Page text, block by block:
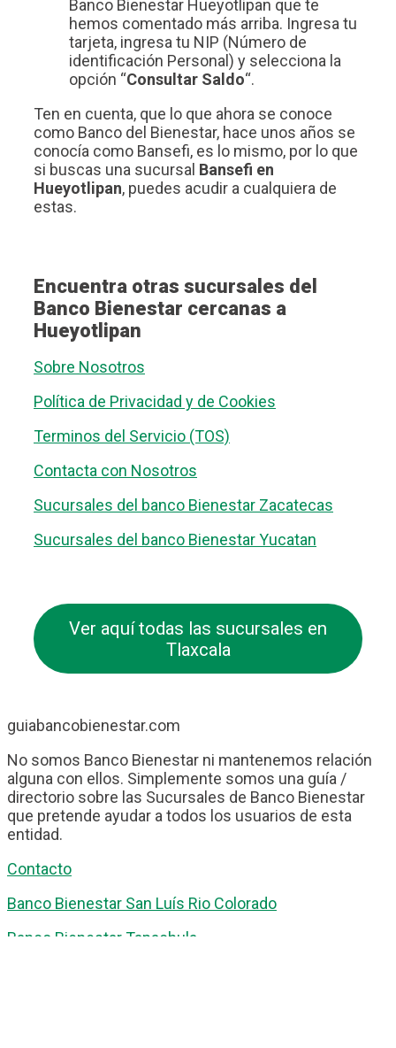
Banco Bienestar Hueyotlipan que te
hemos comentado más arriba. Ingresa tu
tarjeta, ingresa tu NIP (Número de
identificación Personal) y selecciona la
opción “Consultar Saldo“.
Ten en cuenta, que lo que ahora se conoce
como Banco del Bienestar, hace unos años se
conocía como Bansefi, es lo mismo, por lo que
si buscas una sucursal Bansefi en
Hueyotlipan, puedes acudir a cualquiera de
estas.
Encuentra otras sucursales del
Banco Bienestar cercanas a
Hueyotlipan
Sobre Nosotros
Política de Privacidad y de Cookies
Terminos del Servicio (TOS)
Contacta con Nosotros
Sucursales del banco Bienestar Zacatecas
Sucursales del banco Bienestar Yucatan
Ver aquí todas las sucursales en
Tlaxcala
guiabancobienestar.com
No somos Banco Bienestar ni mantenemos relación
alguna con ellos. Simplemente somos una guía /
directorio sobre las Sucursales de Banco Bienestar
que pretende ayudar a todos los usuarios de esta
entidad.
Contacto
Banco Bienestar San Luís Rio Colorado
Banco Bienestar Tapachula